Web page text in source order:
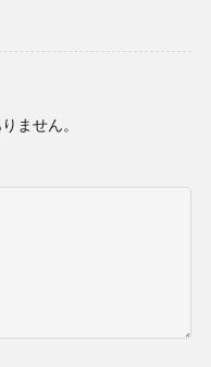
ません。